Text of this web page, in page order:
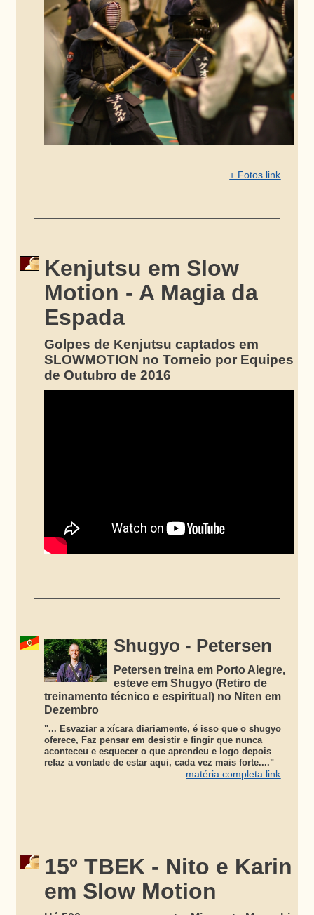
+ Fotos link
Kenjutsu em Slow
Motion - A Magia da
Espada
Golpes de Kenjutsu captados em
SLOWMOTION no Torneio por Equipes
de Outubro de 2016
Shugyo - Petersen
Petersen treina em Porto Alegre,
esteve em Shugyo (Retiro de
treinamento técnico e espiritual) no Niten em
Dezembro
"... Esvaziar a xícara diariamente, é isso que o shugyo
oferece, Faz pensar em desistir e fingir que nunca
aconteceu e esquecer o que aprendeu e logo depois
refaz a vontade de estar aqui, cada vez mais forte...."
matéria completa link
15º TBEK - Nito e Karin
em Slow Motion